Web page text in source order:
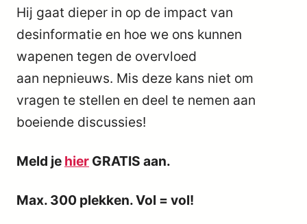
Hij gaat dieper in op de impact van
desinformatie en hoe we ons kunnen
wapenen tegen de overvloed
aan nepnieuws. Mis deze kans niet om
vragen te stellen en deel te nemen aan
boeiende discussies!
Meld je hier GRATIS aan.
Max. 300 plekken. Vol = vol!